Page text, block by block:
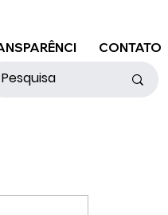
CONTATO